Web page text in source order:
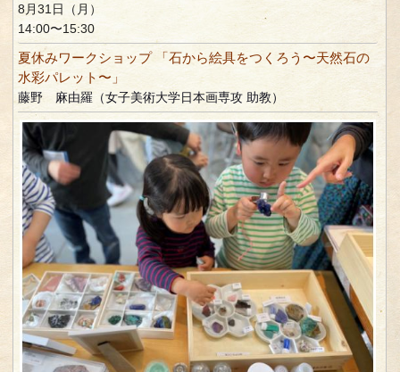
8月31日（月）
14:00〜15:30
夏休みワークショップ 「石から絵具をつくろう〜天然石の
水彩パレット〜」
藤野 麻由羅（女子美術大学日本画専攻 助教）